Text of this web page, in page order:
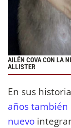
AILÉN COVA CON LA
ALLISTER
En sus
años
nuevo